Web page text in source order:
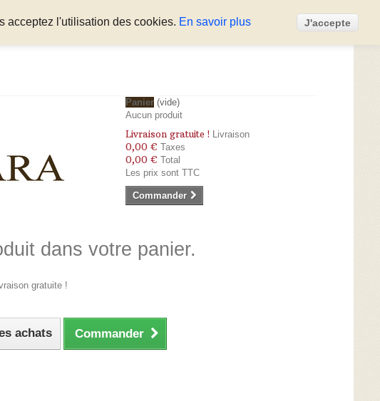
Panier (vide)
Aucun produit
Livraison gratuite ! Livraison
0,00 € Taxes
0,00 € Total
Les prix sont TTC
Commander
dans votre panier.
gratuite !
achats Commander
acceptez l'utilisation des cookies. En savoir plus J'accepte